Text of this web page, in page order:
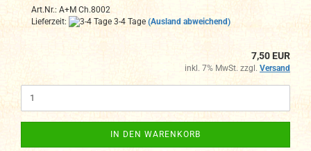
Art.Nr.: A+M Ch.8002
Lieferzeit:
3-4 Tage (Ausland abweichend)
7,50 EUR
inkl. 7% MwSt. zzgl. Versand
IN DEN WARENKORB